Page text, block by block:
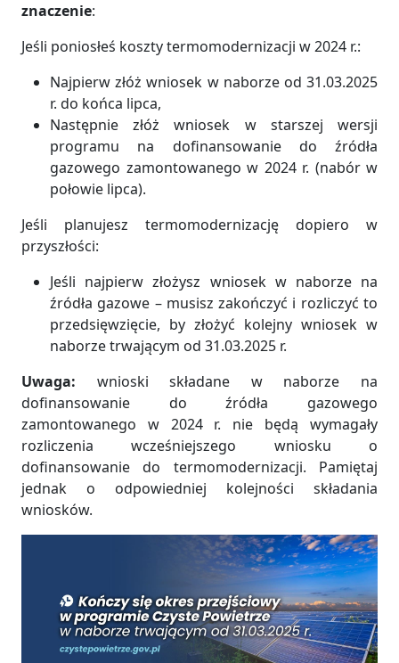
znaczenie:
Jeśli poniosłeś koszty termomodernizacji w 2024 r.:
Najpierw złóż wniosek w naborze od 31.03.2025
r. do końca lipca,
Następnie złóż wniosek w starszej wersji
programu na dofinansowanie do źródła
gazowego zamontowanego w 2024 r. (nabór w
połowie lipca).
Jeśli planujesz termomodernizację dopiero w
przyszłości:
Jeśli najpierw złożysz wniosek w naborze na
źródła gazowe – musisz zakończyć i rozliczyć to
przedsięwzięcie, by złożyć kolejny wniosek w
naborze trwającym od 31.03.2025 r.
Uwaga: wnioski składane w naborze na
dofinansowanie do źródła gazowego
zamontowanego w 2024 r. nie będą wymagały
rozliczenia wcześniejszego wniosku o
dofinansowanie do termomodernizacji. Pamiętaj
jednak o odpowiedniej kolejności składania
wniosków.